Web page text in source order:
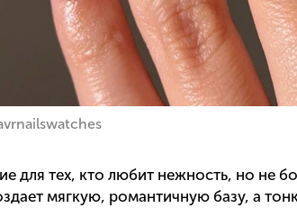
для тех, кто любит нежность, но не
мягкую, романтичную базу, а